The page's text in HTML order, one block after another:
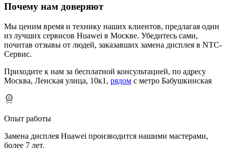
Почему нам доверяют
Мы ценим время и технику наших клиентов, предлагая один
из лучших сервисов Huawei в Москве. Убедитесь сами,
почитав отзывы от людей, заказавших замена дисплея в NTC-
Сервис.
Приходите к нам за бесплатной консультацией, по адресу
Москва, Ленская улица, 10к1, рядом с метро Бабушкинская
Опыт работы
Замена дисплея Huawei производится нашими мастерами,
более 7 лет.